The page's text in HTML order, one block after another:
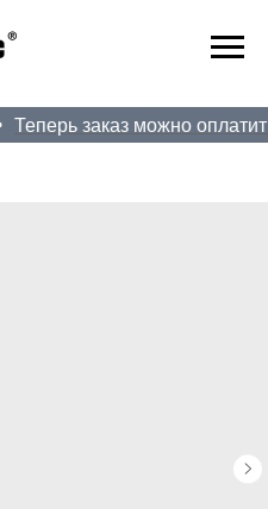
Теперь заказ можно